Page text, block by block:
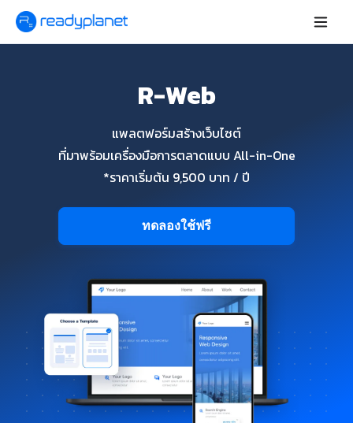
R-Web
แพลตฟอร์มสร้างเว็บไซต์
ที่มาพร้อมเครื่องมือการตลาดแบบ All-in-One
*ราคาเริ่มต้น 9,500 บาท / ปี
ทดลองใช้ฟรี